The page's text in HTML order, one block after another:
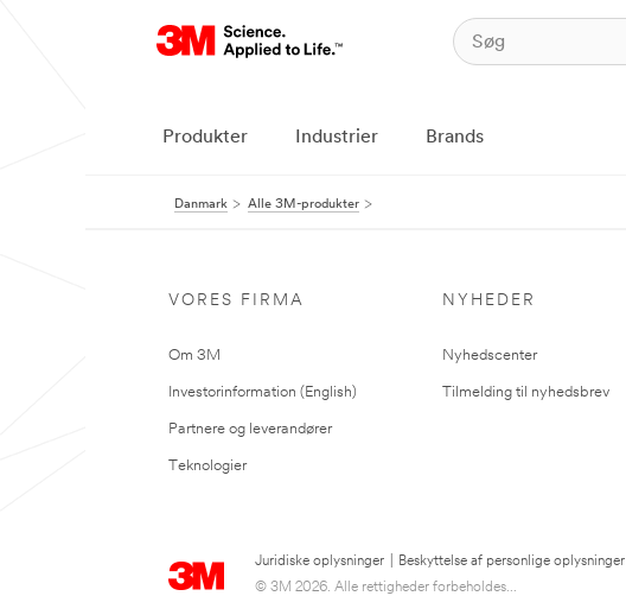
Produkter Industrier Brands
Danmark Alle 3M-produkter
VORES FIRMA
Om 3M
Investorinformation (English)
Partnere og leverandører
Teknologier
NYHEDER
Nyhedscenter
Tilmelding til nyhedsbrev
Juridiske oplysninger Beskyttelse af personlige oplysninger
© 3M 2026. Alle rettigheder forbeholdes...